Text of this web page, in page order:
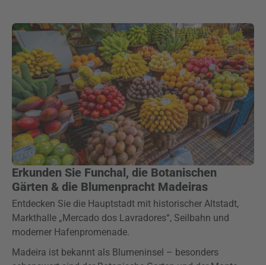
Erkunden Sie Funchal, die Botanischen
Gärten & die Blumenpracht Madeiras
Entdecken Sie die Hauptstadt mit historischer Altstadt,
Markthalle „Mercado dos Lavradores“, Seilbahn und
moderner Hafenpromenade.
Madeira ist bekannt als Blumeninsel – besonders